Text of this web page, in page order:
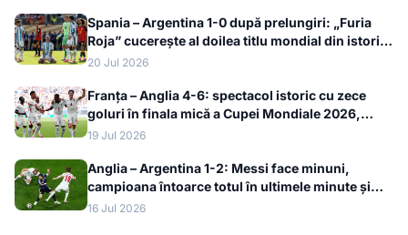
Spania – Argentina 1-0 după prelungiri: „Furia
Roja” cucerește al doilea titlu mondial din istorie
la Cupa Mondială 2026
20 Jul 2026
Franța – Anglia 4-6: spectacol istoric cu zece
goluri în finala mică a Cupei Mondiale 2026,
bronzul merge la englezi
19 Jul 2026
Anglia – Argentina 1-2: Messi face minuni,
campioana întoarce totul în ultimele minute și
merge în finala Cupei Mondiale 2026
16 Jul 2026